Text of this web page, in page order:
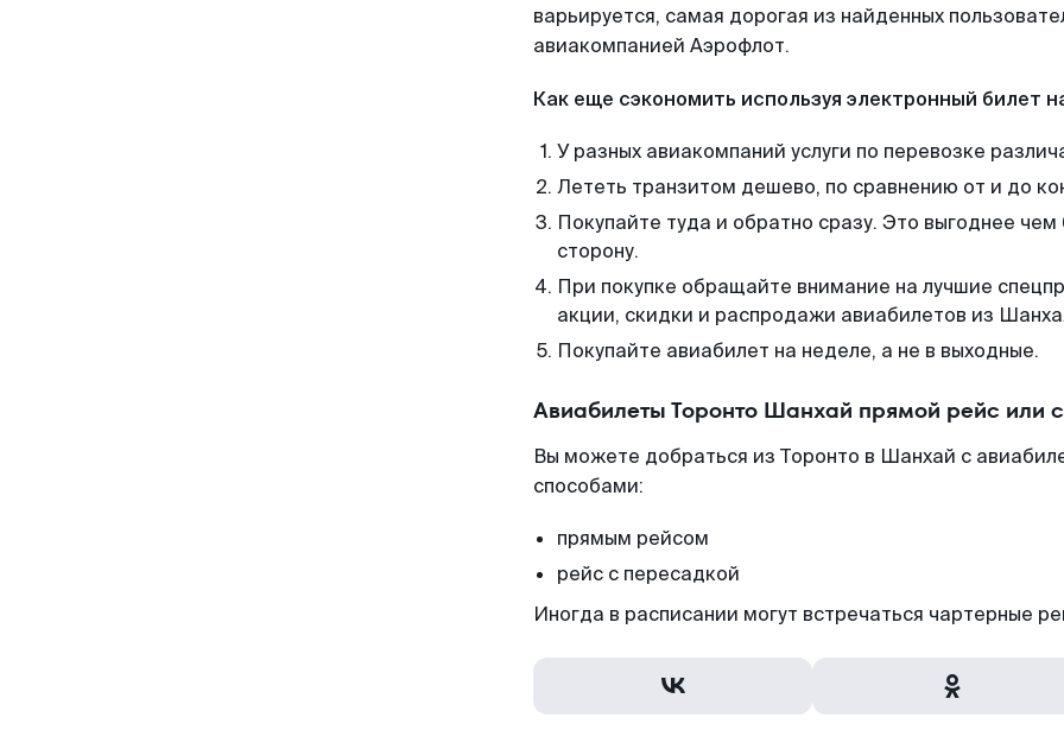
варьируется, самая дорогая из найденных
авиакомпанией Аэрофлот.
Как еще сэкономить используя электронный билет
У разных авиакомпаний услуги по перевозке
Лететь транзитом дешево, по сравнению от и до
Покупайте туда и обратно сразу. Это выгоднее
сторону.
При покупке обращайте внимание на лучшие
акции, скидки и распродажи авиабилетов из
Покупайте авиабилет на неделе, а не в выходные.
Авиабилеты Торонто Шанхай прямой рейс или
Вы можете добраться из Торонто в Шанхай с
способами:
прямым рейсом
рейс с пересадкой
Иногда в расписании могут встречаться чартерные